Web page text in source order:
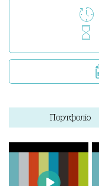
Портфоліо